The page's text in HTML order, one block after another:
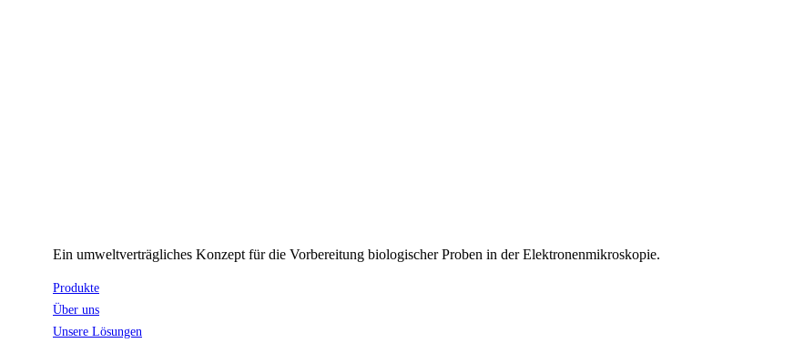
Ein umweltverträgliches Konzept für die Vorbereitung biologischer Proben in der Elektronenmikroskopie.
Produkte
Über uns
Unsere Lösungen